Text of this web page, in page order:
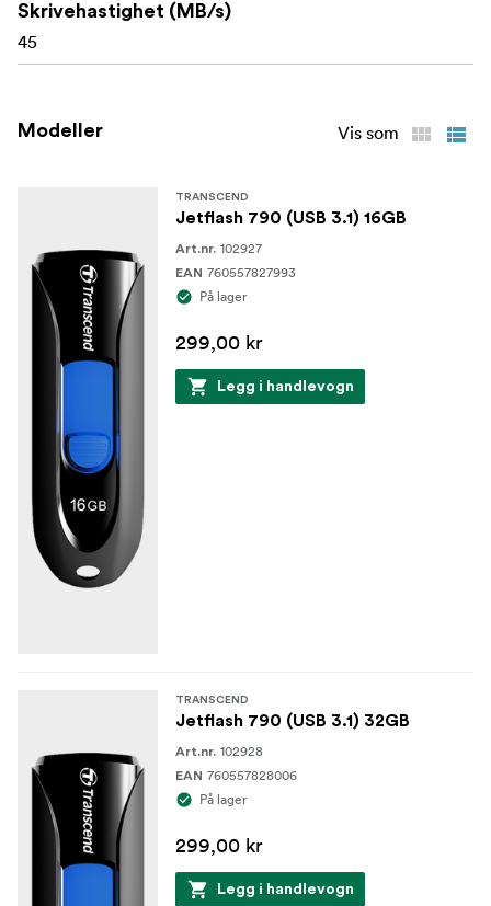
Skrivehastighet (MB/s)
45
Modeller Vis som
TRANSCEND
Jetflash 790 (USB 3.1) 16GB
Art.nr. 102927
EAN 760557827993
På lager
299,00 kr
Legg i handlevogn
TRANSCEND
Jetflash 790 (USB 3.1) 32GB
Art.nr. 102928
EAN 760557828006
På lager
299,00 kr
Legg i handlevogn